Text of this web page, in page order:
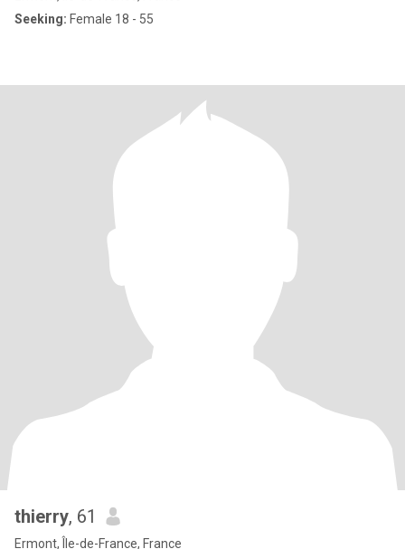
Seeking: Female 18 - 55
thierry, 61
Ermont, Île-de-France, France